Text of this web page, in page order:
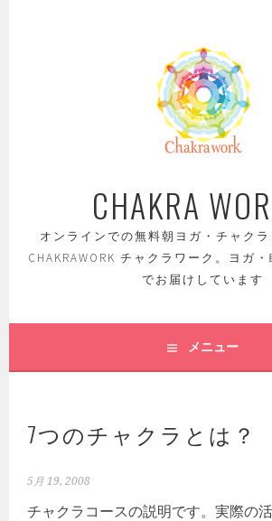
CHAKRA
オンラインでの無料朝ヨガ・チャク
CHAKRAWORK チャクラワーク。ヨガ
でお届けしています
メニュー
7つのチャクラとは？
5月 19, 2008
チャクラコースの説明です。実際の